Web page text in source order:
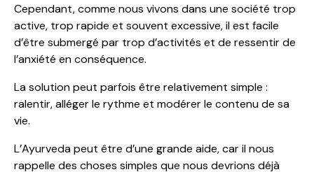
Cependant, comme nous vivons dans une société trop
active, trop rapide et souvent excessive, il est facile
d’être submergé par trop d’activités et de ressentir de
l’anxiété en conséquence.
La solution peut parfois être relativement simple :
ralentir, alléger le rythme et modérer le contenu de sa
vie.
L’Ayurveda peut être d’une grande aide, car il nous
rappelle des choses simples que nous devrions déjà